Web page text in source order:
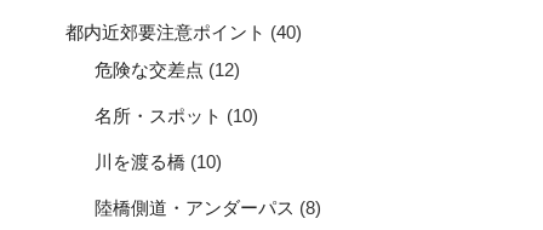
都内近郊要注意ポイント (40)
危険な交差点 (12)
名所・スポット (10)
川を渡る橋 (10)
陸橋側道・アンダーパス (8)